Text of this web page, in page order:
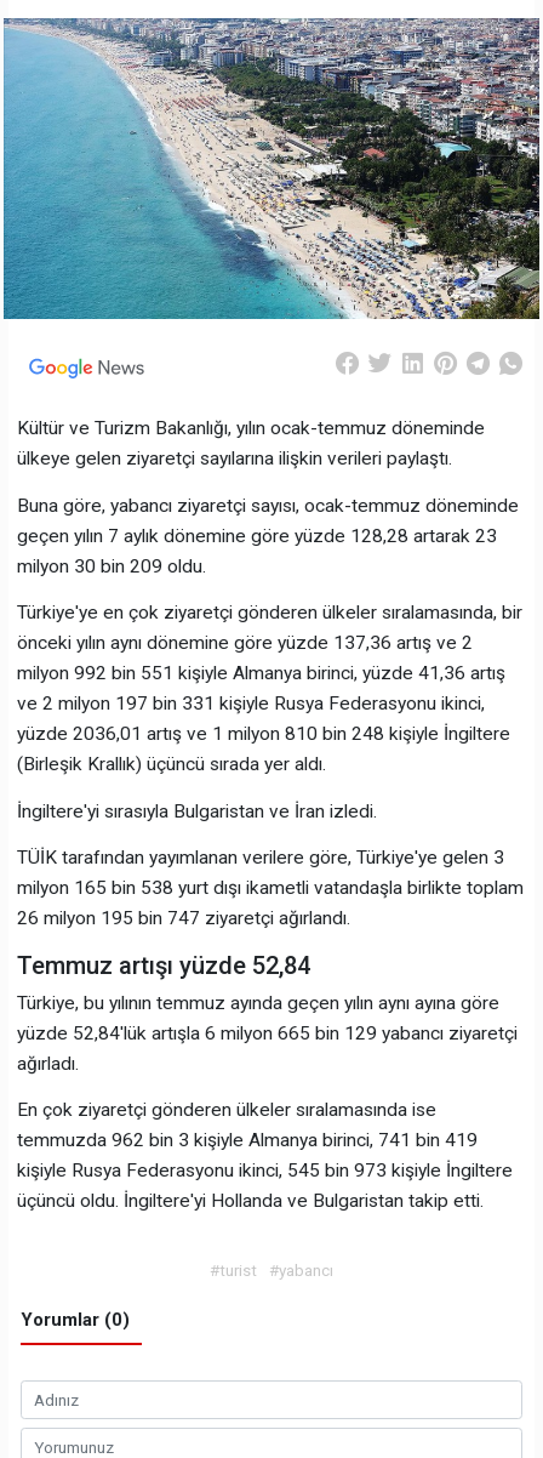
Kültür ve Turizm Bakanlığı, yılın ocak-temmuz döneminde
ülkeye gelen ziyaretçi sayılarına ilişkin verileri paylaştı.
Buna göre, yabancı ziyaretçi sayısı, ocak-temmuz döneminde
geçen yılın 7 aylık dönemine göre yüzde 128,28 artarak 23
milyon 30 bin 209 oldu.
Türkiye'ye en çok ziyaretçi gönderen ülkeler sıralamasında, bir
önceki yılın aynı dönemine göre yüzde 137,36 artış ve 2
milyon 992 bin 551 kişiyle Almanya birinci, yüzde 41,36 artış
ve 2 milyon 197 bin 331 kişiyle Rusya Federasyonu ikinci,
yüzde 2036,01 artış ve 1 milyon 810 bin 248 kişiyle İngiltere
(Birleşik Krallık) üçüncü sırada yer aldı.
İngiltere'yi sırasıyla Bulgaristan ve İran izledi.
TÜİK tarafından yayımlanan verilere göre, Türkiye'ye gelen 3
milyon 165 bin 538 yurt dışı ikametli vatandaşla birlikte toplam
26 milyon 195 bin 747 ziyaretçi ağırlandı.
Temmuz artışı yüzde 52,84
Türkiye, bu yılının temmuz ayında geçen yılın aynı ayına göre
yüzde 52,84'lük artışla 6 milyon 665 bin 129 yabancı ziyaretçi
ağırladı.
En çok ziyaretçi gönderen ülkeler sıralamasında ise
temmuzda 962 bin 3 kişiyle Almanya birinci, 741 bin 419
kişiyle Rusya Federasyonu ikinci, 545 bin 973 kişiyle İngiltere
üçüncü oldu. İngiltere'yi Hollanda ve Bulgaristan takip etti.
#turist #yabancı
Yorumlar (0)